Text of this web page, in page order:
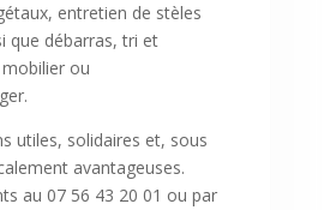
entretien de stèles
que débarras, tri et
ou
utiles, solidaires et, sous
avantageuses.
au 07 56 43 20 01 ou par